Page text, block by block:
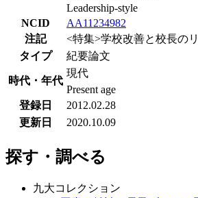
Leadership-style
NCID
AA11234982
注記
<特集>学校改善と校長の
タイプ
紀要論文
時代・年代
現代
Present age
登録日
2012.02.28
更新日
2020.10.09
探す・調べる
九大コレクション